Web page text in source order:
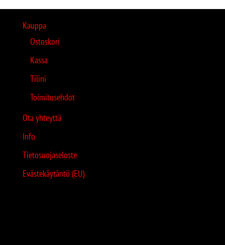
Kauppa
Ostoskori
Kassa
Tilini
Toimitusehdot
Ota yhteyttä
Info
Tietosuojaseloste
Evästekäytäntö (EU)